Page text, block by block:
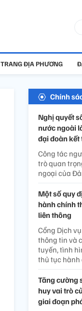
TRANG ĐỊA PHƯƠNG
Chính
Nghị quyết
nước ngoài
đại đoàn kết
Công tác
trò quan
ngoại của
Một số quy
hành chính
liên thông
Cổng Dịch
thông tin và
tuyến, tình
thủ tục hành
Tăng cường
huy vai trò
giai đoạn